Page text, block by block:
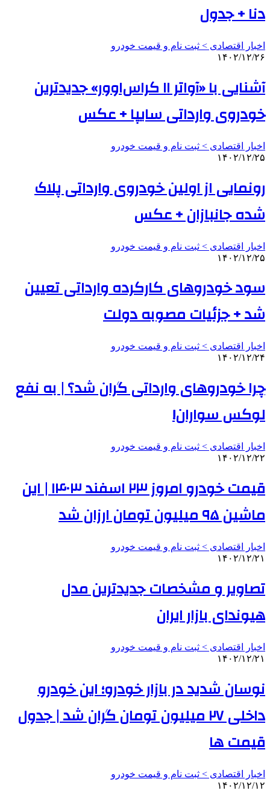
دنا + جدول
اخبار اقتصادی > ثبت نام و قیمت خودرو
۱۴۰۲/۱۲/۲۶
آشنایی با «آواتر ۱۱ کراس‌اوور» جدیدترین
خودروی وارداتی سایپا + عکس
اخبار اقتصادی > ثبت نام و قیمت خودرو
۱۴۰۲/۱۲/۲۵
رونمایی از اولین خودروی وارداتی پلاک
شده جانبازان + عکس
اخبار اقتصادی > ثبت نام و قیمت خودرو
۱۴۰۲/۱۲/۲۵
سود خودروهای کارکرده وارداتی تعیین
شد + جزئیات مصوبه دولت
اخبار اقتصادی > ثبت نام و قیمت خودرو
۱۴۰۲/۱۲/۲۴
چرا خودروهای وارداتی گران شد؟ | به نفع
لوکس سواران!
اخبار اقتصادی > ثبت نام و قیمت خودرو
۱۴۰۲/۱۲/۲۲
قیمت خودرو امروز ۲۳ اسفند ۱۴۰۳ | این
ماشین ۹۵ میلیون تومان ارزان شد
اخبار اقتصادی > ثبت نام و قیمت خودرو
۱۴۰۲/۱۲/۲۱
تصاویر و مشخصات جدیدترین مدل
هیوندای بازار ایران
اخبار اقتصادی > ثبت نام و قیمت خودرو
۱۴۰۲/۱۲/۲۱
نوسان شدید در بازار خودرو؛ این خودرو
داخلی ۲۷ میلیون تومان گران شد | جدول
قیمت ها
اخبار اقتصادی > ثبت نام و قیمت خودرو
۱۴۰۲/۱۲/۱۲